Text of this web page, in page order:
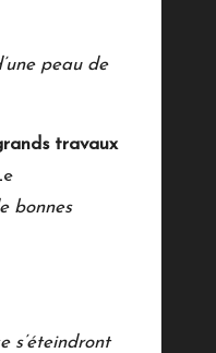
peau de
travaux
bonnes
s’éteindront